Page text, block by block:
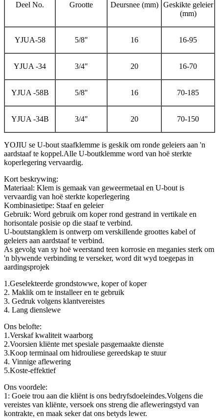
Deel No. Grootte Deursnee (mm)
Geskikte geleier
(mm)
YJUA-58 5/8" 16 16-95
YJUA -34 3/4" 20 16-70
YJUA -58B 5/8" 16 70-185
YJUA -34B 3/4" 20 70-150
YOJIU se U-bout staafklemme is geskik om ronde geleiers aan 'n
aardstaaf te koppel.Alle U-boutklemme word van hoë sterkte
koperlegering vervaardig.
Kort beskrywing:
Materiaal: Klem is gemaak van geweermetaal en U-bout is
vervaardig van hoë sterkte koperlegering
Kombinasietipe: Staaf en geleier
Gebruik: Word gebruik om koper rond gestrand in vertikale en
horisontale posisie op die staaf te verbind.
U-boutstangklem is ontwerp om verskillende groottes kabel of
geleiers aan aardstaaf te verbind.
As gevolg van sy hoë weerstand teen korrosie en meganies sterk om
'n blywende verbinding te verseker, word dit wyd toegepas in
aardingsprojek
1.Geselekteerde grondstowwe, koper of koper
2. Maklik om te installeer en te gebruik
3. Gedruk volgens klantvereistes
4. Lang dienslewe
Ons belofte:
1.Verskaf kwaliteit waarborg
2.Voorsien kliënte met spesiale pasgemaakte dienste
3.Koop terminaal om hidrouliese gereedskap te stuur
4. Vinnige aflewering
5.Koste-effektief
Ons voordele:
1: Goeie trou aan die kliënt is ons bedryfsdoeleindes.Volgens die
vereistes van kliënte, versoek ons ​​streng die afleweringstyd van
kontrakte, en maak seker dat ons betyds lewer.